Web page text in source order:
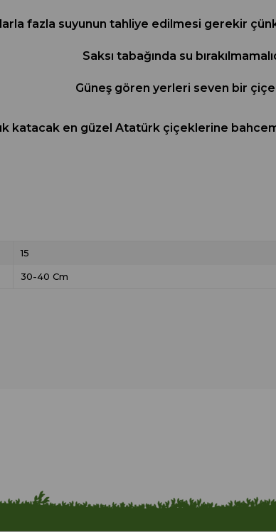
fazla suyunun tahliye edilmesi gerekir
Saksı tabağında su
Güneş gören yerleri seven bir
katacak en güzel Atatürk çiçeklerine
15
30-40 Cm